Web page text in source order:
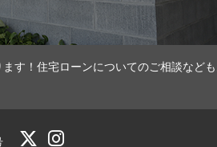
す！住宅ローンについてのご相談など